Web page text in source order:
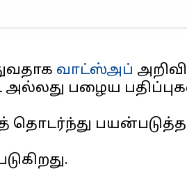
வாட்ஸ்அப்
பழைய
தொடர்ந்து